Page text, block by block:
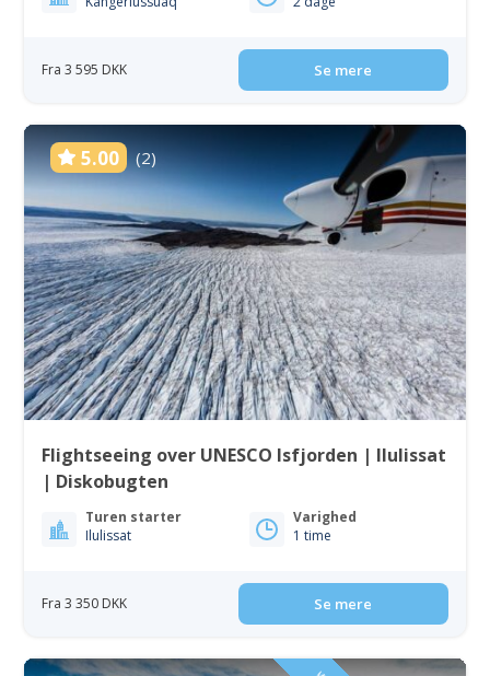
Fra 3 595 DKK Se mere
5.00 (2)
Flightseeing over UNESCO Isfjorden | Ilulissat
| Diskobugten
Turen starter
Ilulissat
Varighed
1 time
Fra 3 350 DKK Se mere